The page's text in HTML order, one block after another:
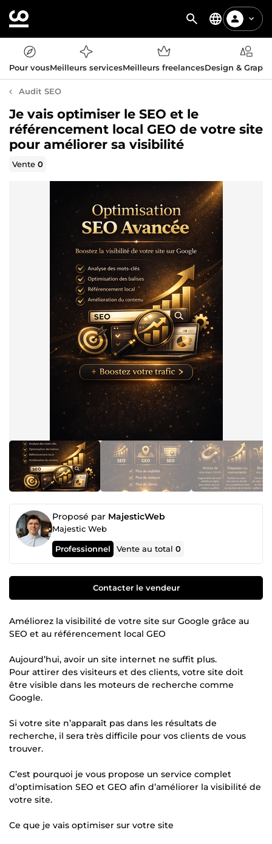
Pour vousMeilleurs servicesMeilleurs freelancesDesign &
Audit SEO
Je vais optimiser le SEO et le
référencement local GEO de votre site
pour améliorer sa visibilité
Vente0
Proposé par MajesticWeb
Majestic Web
Professionnel Vente au total0
Contacter le vendeur
Améliorez la visibilité de votre site sur Google grâce au
SEO et au référencement local GEO
Aujourd’hui, avoir un site internet ne suffit plus.
Pour attirer des visiteurs et des clients, votre site doit
être visible dans les moteurs de recherche comme
Google.
Si votre site n’apparaît pas dans les résultats de
recherche, il sera très difficile pour vos clients de vous
trouver.
C’est pourquoi je vous propose un service complet
d’optimisation SEO et GEO afin d’améliorer la visibilité de
votre site.
Ce que je vais optimiser sur votre site